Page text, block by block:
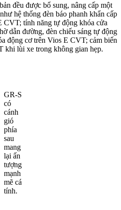
đều được bổ sung, nâng cấp một
hệ thống đèn báo phanh khẩn cấp
tính năng tự động khóa cửa
dẫn đường, đèn chiếu sáng tự động
động cơ trên Vios E CVT; cảm biến
khi lùi xe trong không gian hẹp.
GR-S
có
cánh
gió
phía
sau
mang
lại ấn
tượng
mạnh
mẽ cá
tính.